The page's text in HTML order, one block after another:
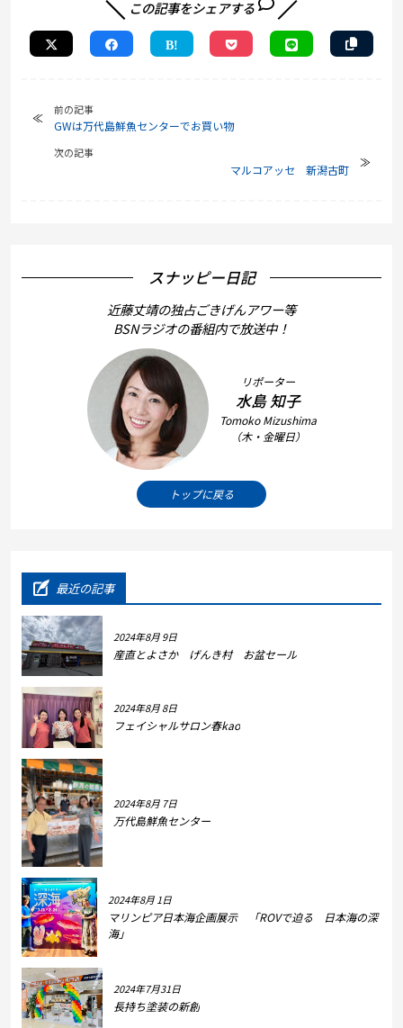
この記事をシェアする
前の記事
GWは万代島鮮魚センターでお買い物
次の記事
マルコアッセ 新潟古町
スナッピー日記
近藤丈靖の独占ごきげんアワー等
BSNラジオの番組内で放送中！
リポーター
水島 知子
Tomoko Mizushima
（木・金曜日）
トップに戻る
最近の記事
2024年8月 9日
産直とよさか げんき村 お盆セール
2024年8月 8日
フェイシャルサロン春kao
2024年8月 7日
万代島鮮魚センター
2024年8月 1日
マリンピア日本海企画展示 「ROVで迫る 日本海の深
海」
2024年7月31日
長持ち塗装の新創